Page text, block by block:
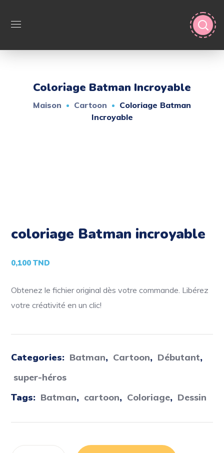
Coloriage Batman Incroyable
Maison Cartoon
Coloriage Batman
Incroyable
coloriage Batman incroyable
0,100TND
Obtenez le fichier original dès votre commande. Libérez
votre créativité en un clic!
Categories: Batman, Cartoon, Débutant,
super-héros
Tags: Batman, cartoon, Coloriage, Dessin